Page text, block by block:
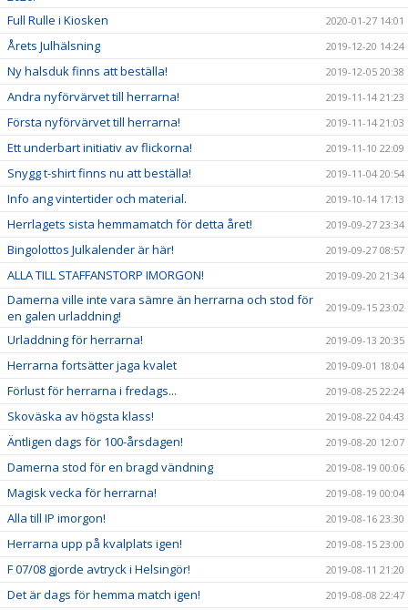
Full Rulle i Kiosken
2020-01-27 14:01
Årets Julhälsning 2019-12-20 14:24
Ny halsduk finns att beställa! 2019-12-05 20:38
Andra nyförvärvet till herrarna! 2019-11-14 21:23
Första nyförvärvet till herrarna! 2019-11-14 21:03
Ett underbart initiativ av flickorna! 2019-11-10 22:09
Snygg t-shirt finns nu att beställa! 2019-11-04 20:54
Info ang vintertider och material. 2019-10-14 17:13
Herrlagets sista hemmamatch för detta året! 2019-09-27 23:34
Bingolottos Julkalender är här! 2019-09-27 08:57
ALLA TILL STAFFANSTORP IMORGON! 2019-09-20 21:34
Damerna ville inte vara sämre än herrarna och stod för
en galen urladdning!
2019-09-15 23:02
Urladdning för herrarna! 2019-09-13 20:35
Herrarna fortsätter jaga kvalet 2019-09-01 18:04
Förlust för herrarna i fredags... 2019-08-25 22:24
Skoväska av högsta klass! 2019-08-22 04:43
Äntligen dags för 100-årsdagen! 2019-08-20 12:07
Damerna stod för en bragd vändning 2019-08-19 00:06
Magisk vecka för herrarna! 2019-08-19 00:04
Alla till IP imorgon! 2019-08-16 23:30
Herrarna upp på kvalplats igen! 2019-08-15 23:00
F 07/08 gjorde avtryck i Helsingör! 2019-08-11 21:20
Det är dags för hemma match igen! 2019-08-08 22:47